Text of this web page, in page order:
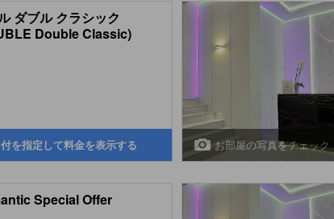
ダブル クラシック
Double Classic)
を指定して料金を表示する お部屋の写真をチェック
Special Offer